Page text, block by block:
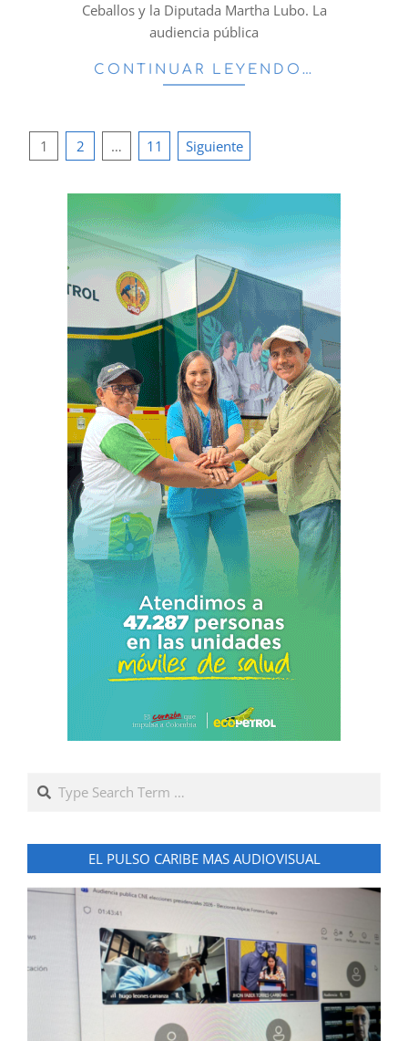
Ceballos y la Diputada Martha Lubo. La
audiencia pública
CONTINUAR LEYENDO…
Paginación
entradas
1 2 … 11 Siguiente
Search
EL PULSO CARIBE MAS AUDIOVISUAL